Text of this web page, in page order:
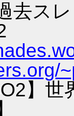
去ス
】